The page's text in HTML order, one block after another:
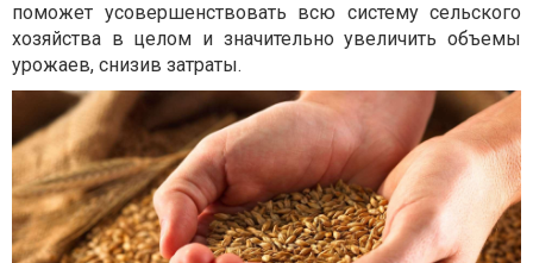
поможет усовершенствовать всю систему сельского
хозяйства в целом и значительно увеличить объемы
урожаев, снизив затраты.